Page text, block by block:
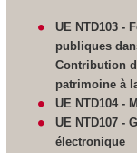
UE NTD103 -
publiques
Contribution
patrimoine à
UE NTD104 -
UE NTD107 -
électronique